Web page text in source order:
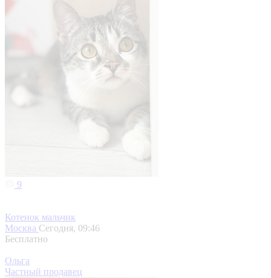
9
Котенок мальчик
Москва Сегодня, 09:46
Бесплатно
Ольга
Частный продавец